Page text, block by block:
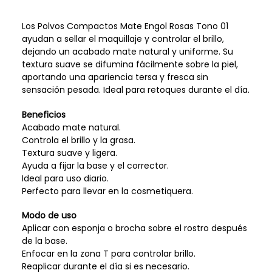
Los Polvos Compactos Mate Engol Rosas Tono 01
ayudan a sellar el maquillaje y controlar el brillo,
dejando un acabado mate natural y uniforme. Su
textura suave se difumina fácilmente sobre la piel,
aportando una apariencia tersa y fresca sin
sensación pesada. Ideal para retoques durante el día.
Beneficios
Acabado mate natural.
Controla el brillo y la grasa.
Textura suave y ligera.
Ayuda a fijar la base y el corrector.
Ideal para uso diario.
Perfecto para llevar en la cosmetiquera.
Modo de uso
Aplicar con esponja o brocha sobre el rostro después
de la base.
Enfocar en la zona T para controlar brillo.
Reaplicar durante el día si es necesario.